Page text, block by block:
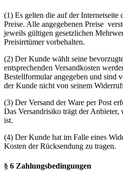
(1) Es gelten die auf der Internetseite
Preise. Alle angegebenen Preise
jeweils gültigen gesetzlichen
Preisirrtümer vorbehalten.
(2) Der Kunde wählt seine
entsprechenden Versandkosten
Bestellformular angegeben und sind
der Kunde nicht von seinem
(3) Der Versand der Ware per Post
Das Versandrisiko trägt der
ist.
(4) Der Kunde hat im Falle eines
Kosten der Rücksendung zu tragen.
§ 6 Zahlungsbedingungen